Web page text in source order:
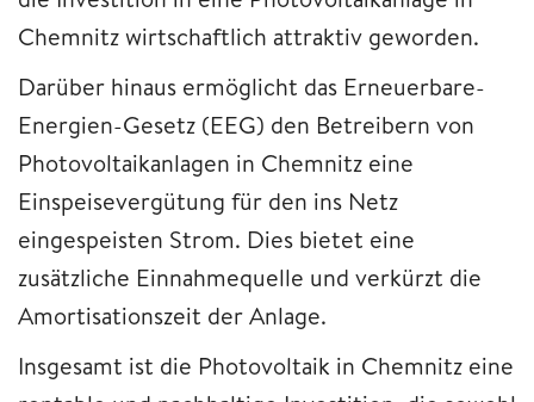
Chemnitz wirtschaftlich attraktiv geworden.
Darüber hinaus ermöglicht das Erneuerbare-
Energien-Gesetz (EEG) den Betreibern von
Photovoltaikanlagen in Chemnitz eine
Einspeisevergütung für den ins Netz
eingespeisten Strom. Dies bietet eine
zusätzliche Einnahmequelle und verkürzt die
Amortisationszeit der Anlage.
Insgesamt ist die Photovoltaik in Chemnitz eine